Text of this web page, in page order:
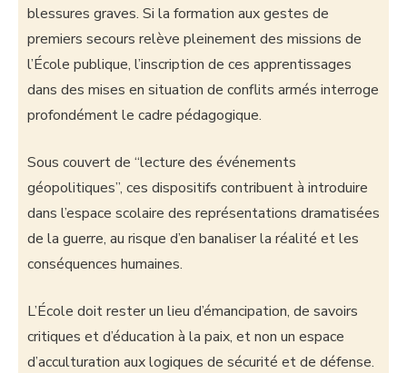
blessures graves. Si la formation aux gestes de
premiers secours relève pleinement des missions de
l’École publique, l’inscription de ces apprentissages
dans des mises en situation de conflits armés interroge
profondément le cadre pédagogique.
Sous couvert de “lecture des événements
géopolitiques”, ces dispositifs contribuent à introduire
dans l’espace scolaire des représentations dramatisées
de la guerre, au risque d’en banaliser la réalité et les
conséquences humaines.
L’École doit rester un lieu d’émancipation, de savoirs
critiques et d’éducation à la paix, et non un espace
d’acculturation aux logiques de sécurité et de défense.